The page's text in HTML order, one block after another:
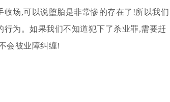
场,可以说堕胎是非常惨的存在了!所以我们
为。如果我们不知道犯下了杀业罪,需要赶
会被业障纠缠!